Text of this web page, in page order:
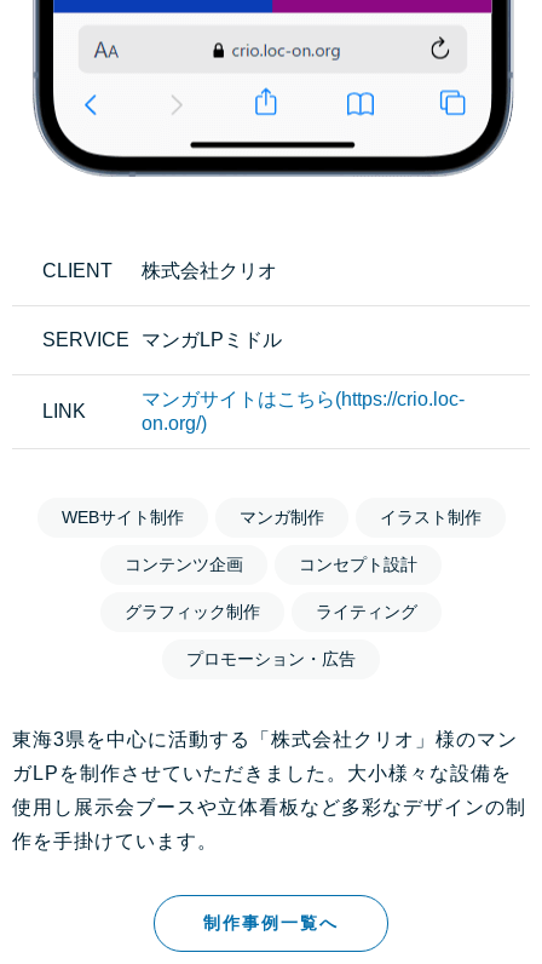
CLIENT 株式会社クリオ
SERVICE マンガLPミドル
LINK
マンガサイトはこちら(https://crio.loc-
on.org/)
WEBサイト制作 マンガ制作 イラスト制作
コンテンツ企画 コンセプト設計
グラフィック制作 ライティング
プロモーション・広告
東海3県を中心に活動する「株式会社クリオ」様のマン
ガLPを制作させていただきました。大小様々な設備を
使用し展示会ブースや立体看板など多彩なデザインの制
作を手掛けています。
制作事例一覧へ